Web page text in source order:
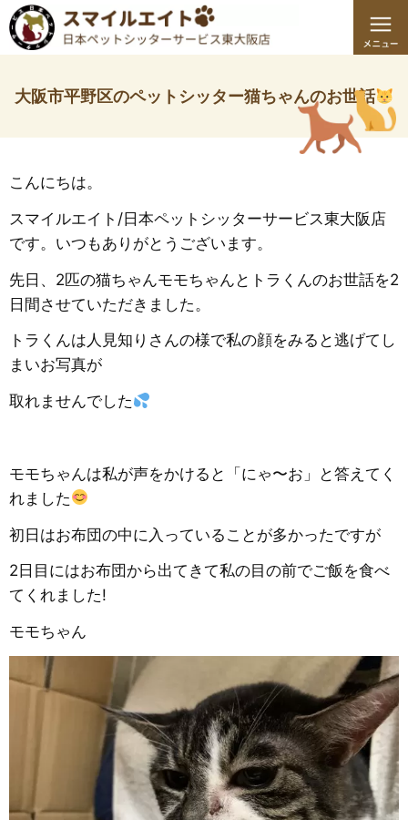
大阪市平野区のペットシッター猫ちゃんのお世話
こんにちは。
スマイルエイト/日本ペットシッターサービス東大阪店
です。いつもありがとうございます。
先日、2匹の猫ちゃんモモちゃんとトラくんのお世話を2
日間させていただきました。
トラくんは人見知りさんの様で私の顔をみると逃げてし
まいお写真が
取れませんでした
モモちゃんは私が声をかけると「にゃ〜お」と答えてく
れました
初日はお布団の中に入っていることが多かったですが
2日目にはお布団から出てきて私の目の前でご飯を食べ
てくれました!
モモちゃん